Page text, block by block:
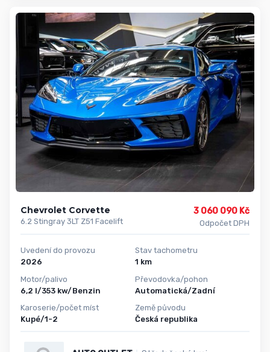
Chevrolet Corvette
6.2 Stingray 3LT Z51 Facelift
3 060 090 Kč
Odpočet DPH
Uvedení do provozu
2026
Motor/palivo
6,2 l/353 kw/Benzin
Karoserie/počet míst
Kupé/1-2
Stav tachometru
1 km
Převodovka/pohon
Automatická/Zadní
Země původu
Česká republika